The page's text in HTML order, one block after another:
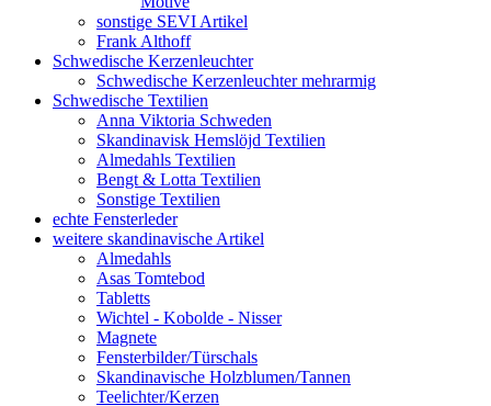
sonstige SEVI Artikel
Frank Althoff
Schwedische Kerzenleuchter
Schwedische Kerzenleuchter mehrarmig
Schwedische Textilien
Anna Viktoria Schweden
Skandinavisk Hemslöjd Textilien
Almedahls Textilien
Bengt & Lotta Textilien
Sonstige Textilien
echte Fensterleder
weitere skandinavische Artikel
Almedahls
Asas Tomtebod
Tabletts
Wichtel - Kobolde - Nisser
Magnete
Fensterbilder/Türschals
Skandinavische Holzblumen/Tannen
Teelichter/Kerzen